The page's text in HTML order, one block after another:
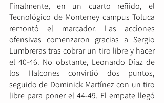
Finalmente, en un cuarto reñido, el
Tecnológico de Monterrey campus Toluca
remontó el marcador. Las acciones
ofensivas comenzaron gracias a Sergio
Lumbreras tras cobrar un tiro libre y hacer
el 40-46. No obstante, Leonardo Díaz de
los Halcones convirtió dos puntos,
seguido de Dominick Martínez con un tiro
libre para poner el 44-49. El empate llegó